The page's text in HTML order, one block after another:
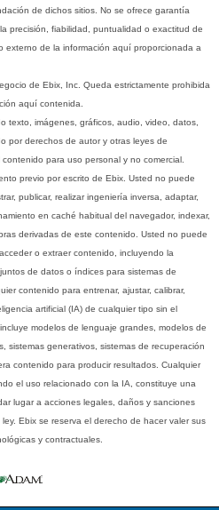
de dichos sitios. No se ofrece garantía
precisión, fiabilidad, puntualidad o exactitud de
externo de la información aquí proporcionada a
de Ebix, Inc. Queda estrictamente prohibida
aquí contenida.
texto, imágenes, gráficos, audio, video, datos,
por derechos de autor y otras leyes de
para uso personal y no comercial.
previo por escrito de Ebix. Usted no puede
publicar, realizar ingeniería inversa, adaptar,
en caché habitual del navegador, indexar,
derivadas de este contenido. Usted no puede
o extraer contenido, incluyendo la
de datos o índices para sistemas de
contenido para entrenar, ajustar, calibrar,
artificial (IA) de cualquier tipo sin el
modelos de lenguaje grandes, modelos de
sistemas generativos, sistemas de recuperación
contenido para producir resultados. Cualquier
el uso relacionado con la IA, constituye una
lugar a acciones legales, daños y sanciones
Ebix se reserva el derecho de hacer valer sus
y contractuales.